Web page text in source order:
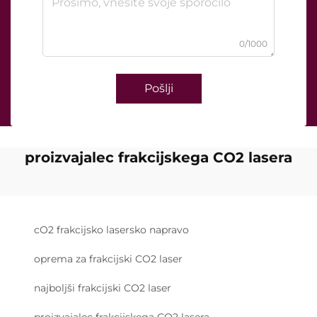
0/1000
Pošlji
proizvajalec frakcijskega CO2 lasera
cO2 frakcijsko lasersko napravo
oprema za frakcijski CO2 laser
najboljši frakcijski CO2 laser